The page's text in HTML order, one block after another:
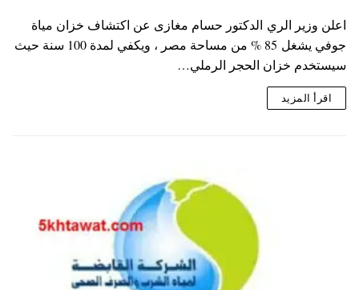
اعلن وزير الري الدكتور حسام مغازى عن اكتشاف خزان مياة
جوفي يشغل 85 % من مساحة مصر ، ويكفي لمدة 100 سنة حيث
سيستخدم خزان الحجر الرملي…
اقرأ المزيد